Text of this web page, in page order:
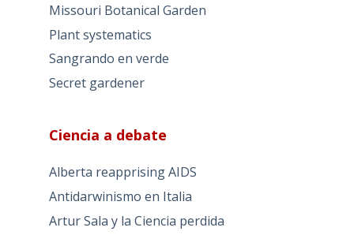
Missouri Botanical Garden
Plant systematics
Sangrando en verde
Secret gardener
Ciencia a debate
Alberta reapprising AIDS
Antidarwinismo en Italia
Artur Sala y la Ciencia perdida